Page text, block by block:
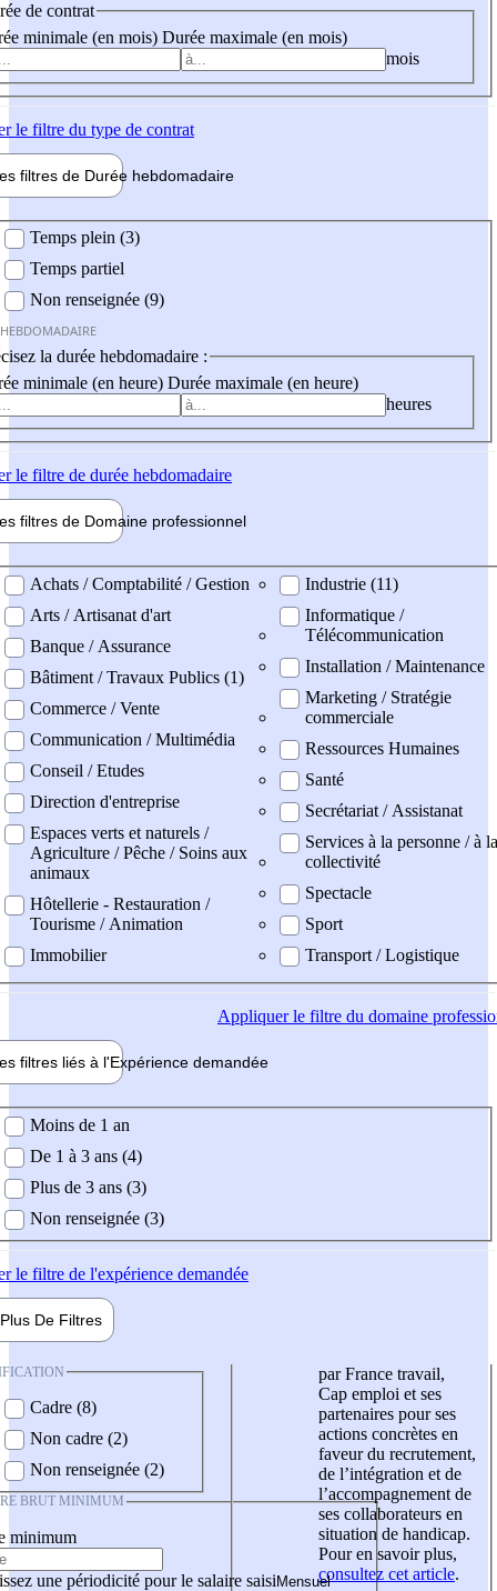
de contrat
minimale (en mois) Durée maximale (en mois)
mois
le filtre du type de contrat
filtres de Durée hebdomadaire
Temps plein (3)
Temps partiel
Non renseignée (9)
la durée hebdomadaire :
minimale (en heure) Durée maximale (en heure)
heures
le filtre de durée hebdomadaire
filtres de Domaine professionnel
professionel
Achats / Comptabilité / Gestion
Arts / Artisanat d'art
Banque / Assurance
Bâtiment / Travaux Publics (1)
Commerce / Vente
Communication / Multimédia
Conseil / Etudes
Direction d'entreprise
Espaces verts et naturels /
Agriculture / Pêche / Soins aux
animaux
Hôtellerie - Restauration /
Tourisme / Animation
Immobilier
Industrie (11)
Informatique /
Télécommunication
Installation / Maintenance
Marketing / Stratégie
commerciale
Ressources Humaines
Santé
Secrétariat / Assistanat
Services à la personne / à la
collectivité
Spectacle
Sport
Transport / Logistique
Appliquerle filtre du domaine
filtres liés à l'Expérience demandée
demandée
Moins de 1 an
De 1 à 3 ans (4)
Plus de 3 ans (3)
Non renseignée (3)
le filtre de l'expérience demandée
Plus De Filtres
Cadre (8)
Non cadre (2)
Non renseignée (2)
BRUT MINIMUM
minimum
une périodicité pour le salaire saisi
par France travail,
Cap emploi et ses
partenaires pour ses
actions concrètes en
faveur du recrutement,
de l’intégration et de
l’accompagnement de
ses collaborateurs en
situation de handicap.
Pour en savoir plus,
consultez cet article.